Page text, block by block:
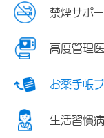
禁煙サポ
高度管理
お薬手帳
生活習慣